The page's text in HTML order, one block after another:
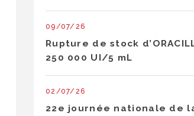
09/07/26
Rupture de stock
250 000 UI/5 mL
02/07/26
22e journée nationale de